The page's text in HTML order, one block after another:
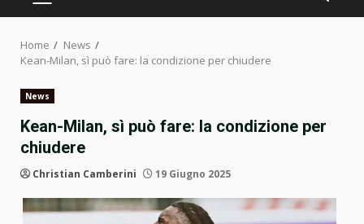
PRIMARY
MENU
Home
News
Kean-Milan, sì può fare: la condizione per chiudere
News
Kean-Milan, sì può fare: la condizione per
chiudere
Christian Camberini 19 Giugno 2025